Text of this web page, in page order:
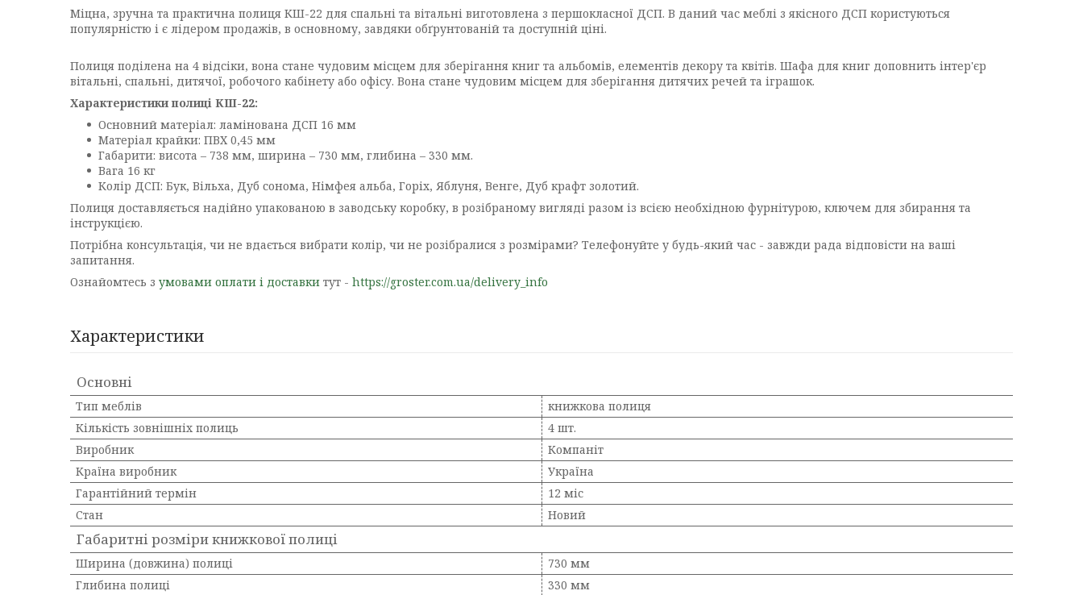
Міцна, зручна та практична полиця КШ-22 для спальні та вітальні виготовлена з першокласної ДСП. В даний час меблі з якісного ДСП користуються
популярністю і є лідером продажів, в основному, завдяки обґрунтованій та доступній ціні.
Полиця поділена на 4 відсіки, вона стане чудовим місцем для зберігання книг та альбомів, елементів декору та квітів. Шафа для книг доповнить інтер'єр
вітальні, спальні, дитячої, робочого кабінету або офісу. Вона стане чудовим місцем для зберігання дитячих речей та іграшок.
Характеристики полиці КШ-22:
Основний матеріал: ламінована ДСП 16 мм
Матеріал крайки: ПВХ 0,45 мм
Габарити: висота – 738 мм, ширина – 730 мм, глибина – 330 мм.
Вага 16 кг
Колір ДСП: Бук, Вільха, Дуб сонома, Німфея альба, Горіх, Яблуня, Венге, Дуб крафт золотий.
Полиця доставляється надійно упакованою в заводську коробку, в розібраному вигляді разом із всією необхідною фурнітурою, ключем для збирання та
інструкцією.
Потрібна консультація, чи не вдається вибрати колір, чи не розібралися з розмірами? Телефонуйте у будь-який час - завжди рада відповісти на ваші
запитання.
Ознайомтесь з умовами оплати і доставки тут - https://groster.com.ua/delivery_info
Характеристики
Основні
Тип меблів
книжкова полиця
Кількість зовнішніх полиць
4 шт.
Виробник
Компаніт
Країна виробник
Україна
Гарантійний термін
12 міс
Стан
Новий
Габаритні розміри книжкової полиці
Ширина (довжина) полиці
730 мм
Глибина полиці
330 мм